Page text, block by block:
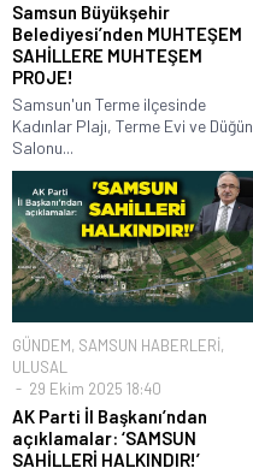
Samsun Büyükşehir
Belediyesi’nden MUHTEŞEM
SAHİLLERE MUHTEŞEM
PROJE!
Samsun'un Terme ilçesinde
Kadınlar Plajı, Terme Evi ve Düğün
Salonu...
GÜNDEM, SAMSUN HABERLERİ,
ULUSAL
29 Ekim 2025 18:40
AK Parti İl Başkanı’ndan
açıklamalar: ‘SAMSUN
SAHİLLERİ HALKINDIR!’